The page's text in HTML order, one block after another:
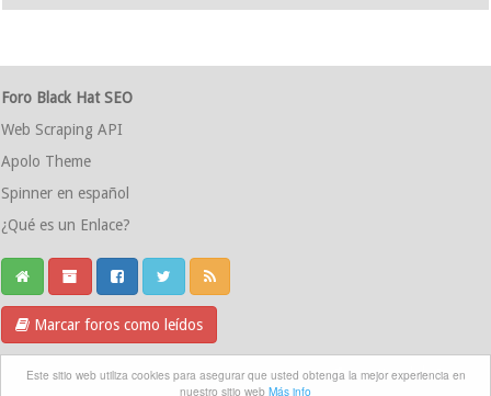
Este sitio web utiliza cookies para asegurar que usted obtenga la mejor experiencia en
nuestro sitio web Más info
Foro Black Hat SEO
Web Scraping API
Apolo Theme
Spinner en español
¿Qué es un Enlace?
Marcar foros como leídos
Grupo Telegram